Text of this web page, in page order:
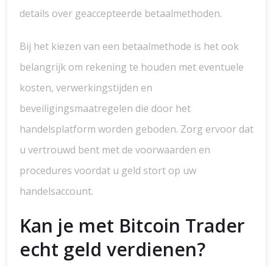
details over geaccepteerde betaalmethoden.
Bij het kiezen van een betaalmethode is het ook
belangrijk om rekening te houden met eventuele
kosten, verwerkingstijden en
beveiligingsmaatregelen die door het
handelsplatform worden geboden. Zorg ervoor dat
u vertrouwd bent met de voorwaarden en
procedures voordat u geld stort op uw
handelsaccount.
Kan je met Bitcoin Trader
echt geld verdienen?